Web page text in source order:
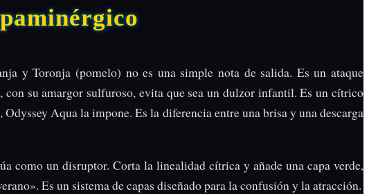
y Toronja (pomelo) no es una simple nota de salida. Es un ataque
con su amargor sulfuroso, evita que sea un dulzor infantil. Es un cítrico
Aqua la impone. Es la diferencia entre una brisa y una descarga
como un disruptor. Corta la linealidad cítrica y añade una capa verde,
Es un sistema de capas diseñado para la confusión y la atracción.